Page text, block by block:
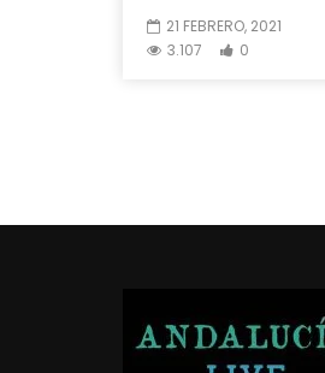
21 FEBRERO, 2021
3.107
0